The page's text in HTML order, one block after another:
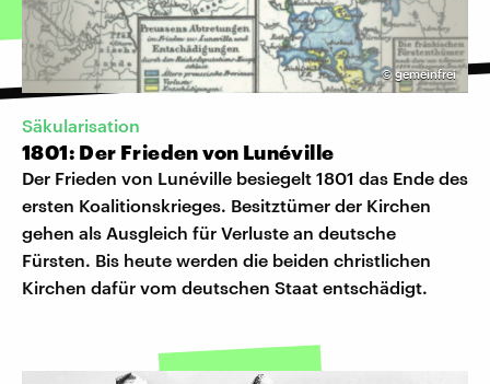
©gemeinfrei
Säkularisation
1801: Der Frieden von Lunéville
Der Frieden von Lunéville besiegelt 1801 das Ende des
ersten Koalitionskrieges. Besitztümer der Kirchen
gehen als Ausgleich für Verluste an deutsche
Fürsten. Bis heute werden die beiden christlichen
Kirchen dafür vom deutschen Staat entschädigt.